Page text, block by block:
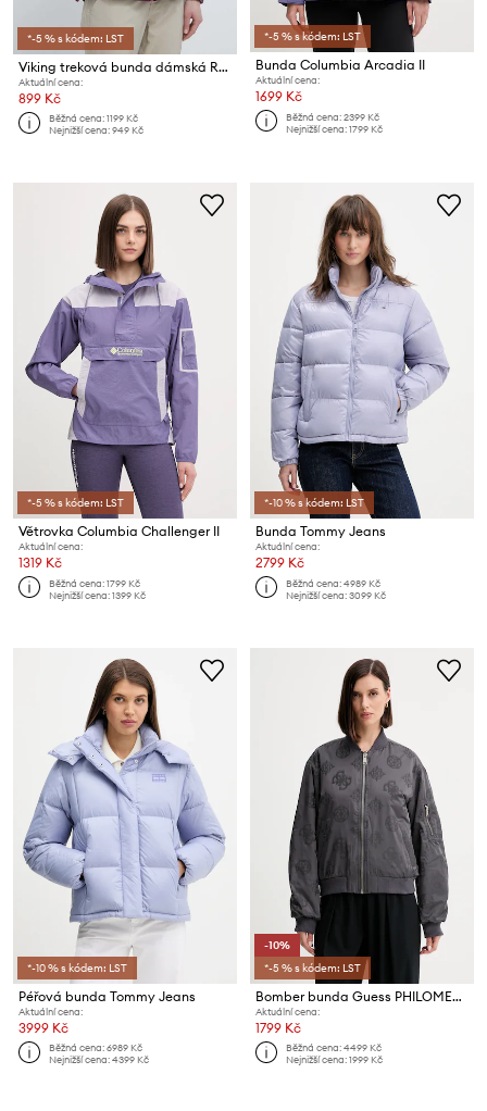
*-5 % s kódem: LST
Viking treková bunda dámská Rainier
Aktuální cena:
899 Kč
Běžná cena:1199 Kč
Nejnižší cena:949 Kč
*-5 % s kódem: LST
Bunda Columbia Arcadia II
Aktuální cena:
1699 Kč
Běžná cena:2399 Kč
Nejnižší cena:1799 Kč
*-5 % s kódem: LST
Větrovka Columbia Challenger II
Aktuální cena:
1319 Kč
Běžná cena:1799 Kč
Nejnižší cena:1399 Kč
*-10 % s kódem: LST
Bunda Tommy Jeans
Aktuální cena:
2799 Kč
Běžná cena:4989 Kč
Nejnižší cena:3099 Kč
*-10 % s kódem: LST
Péřová bunda Tommy Jeans
Aktuální cena:
3999 Kč
Běžná cena:6989 Kč
Nejnižší cena:4399 Kč
-10%
*-5 % s kódem: LST
Bomber bunda Guess PHILOMENE
Aktuální cena:
1799 Kč
Běžná cena:4499 Kč
Nejnižší cena:1999 Kč